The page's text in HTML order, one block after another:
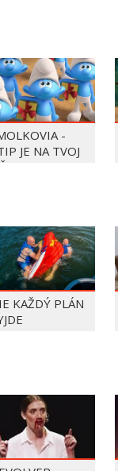
-
JE NA TVOJ
KAŽDÝ PLÁN